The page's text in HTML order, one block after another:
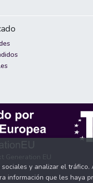
Generation EU
y analizar el
que les haya